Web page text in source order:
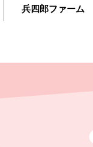
兵四郎ファーム